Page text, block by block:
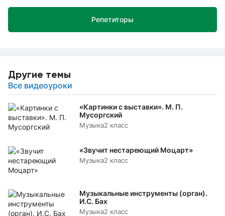
Другие темы
Все видеоуроки
«Картинки с выставки». М. П.
Мусоргский
Музыка2 класс
«Звучит нестареющий Моцарт»
Музыка2 класс
Музыкальные инструменты (орган).
И.С. Бах
Музыка2 класс
Репетиторы